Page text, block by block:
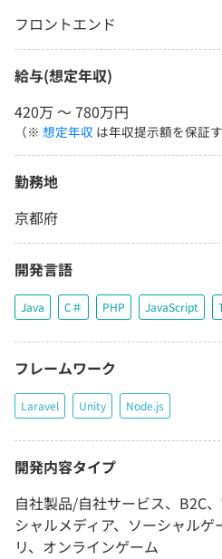
フロントエンド
給与(想定年収)
420万 〜 780万円
（※ 想定年収 は年収提示額を保証
勤務地
京都府
開発言語
Java C＃ PHP JavaScript
フレームワーク
Laravel Unity Node.js
開発内容タイプ
自社製品/自社サービス、B2C
シャルメディア、ソーシャル
リ、オンラインゲーム